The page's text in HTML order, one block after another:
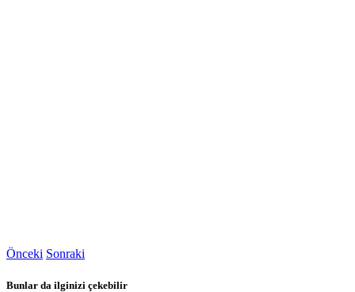
Önceki Sonraki
Bunlar da ilginizi çekebilir